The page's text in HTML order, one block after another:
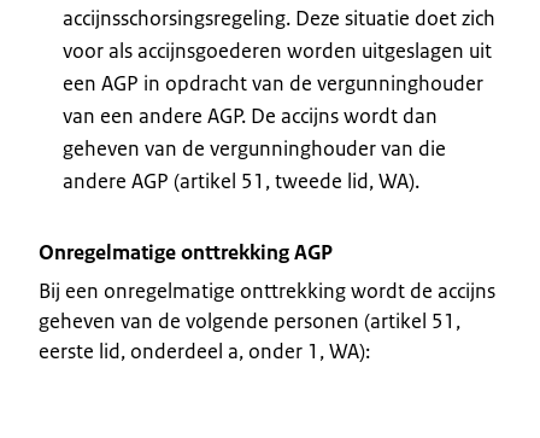
accijnsschorsingsregeling. Deze situatie doet zich
voor als accijnsgoederen worden uitgeslagen uit
een AGP in opdracht van de vergunninghouder
van een andere AGP. De accijns wordt dan
geheven van de vergunninghouder van die
andere AGP (artikel 51, tweede lid, WA).
Onregelmatige onttrekking AGP
Bij een onregelmatige onttrekking wordt de accijns
geheven van de volgende personen (artikel 51,
eerste lid, onderdeel a, onder 1, WA):